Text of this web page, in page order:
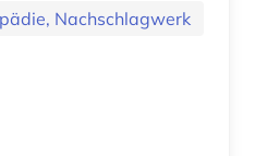
Nachschlagwerk